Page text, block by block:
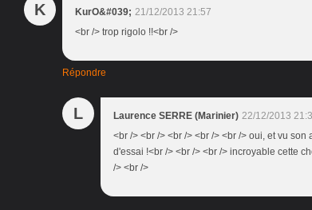
K KurO&#039; 21/12/2013 21:57
<br /> trop rigolo !!<br />
Répondre
L Laurence SERRE (Marinier) 22/12/2013
<br /> <br /> <br /> <br /> <br /> oui, et vu
d'essai !<br /> <br /> <br /> incroyable cette
/> <br />